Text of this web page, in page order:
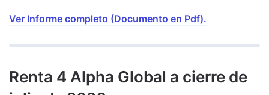
Ver Informe completo (Documento en Pdf).
Renta 4 Alpha Global a cierre de